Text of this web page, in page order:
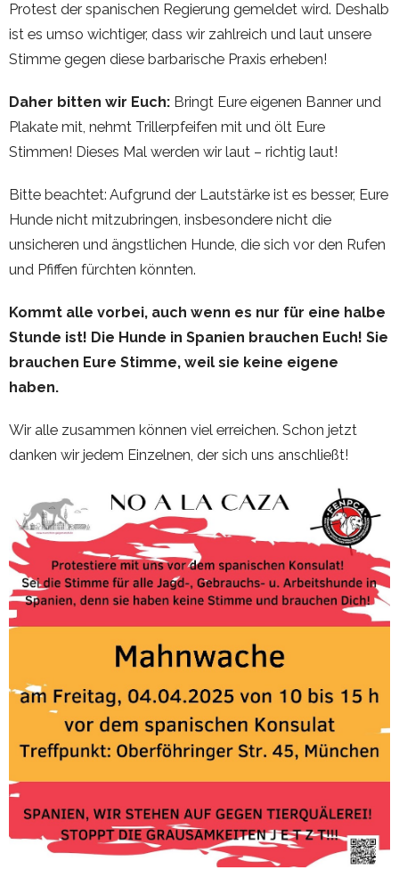
Protest der spanischen Regierung gemeldet wird. Deshalb
ist es umso wichtiger, dass wir zahlreich und laut unsere
Stimme gegen diese barbarische Praxis erheben!
Daher bitten wir Euch: Bringt Eure eigenen Banner und
Plakate mit, nehmt Trillerpfeifen mit und ölt Eure
Stimmen! Dieses Mal werden wir laut – richtig laut!
Bitte beachtet: Aufgrund der Lautstärke ist es besser, Eure
Hunde nicht mitzubringen, insbesondere nicht die
unsicheren und ängstlichen Hunde, die sich vor den Rufen
und Pfiffen fürchten könnten.
Kommt alle vorbei, auch wenn es nur für eine halbe
Stunde ist! Die Hunde in Spanien brauchen Euch! Sie
brauchen Eure Stimme, weil sie keine eigene
haben.
Wir alle zusammen können viel erreichen. Schon jetzt
danken wir jedem Einzelnen, der sich uns anschließt!